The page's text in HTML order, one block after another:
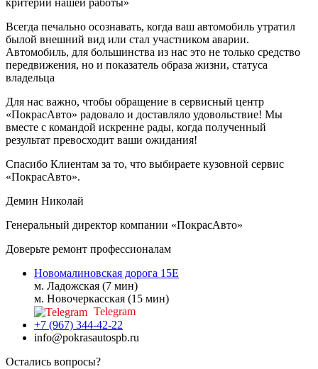
Всегда печально осознавать, когда ваш автомобиль утратил
былой внешний вид или стал участником аварии.
Автомобиль, для большинства из нас это не только средство
передвижения, но и показатель образа жизни, статуса
владельца
Для нас важно, чтобы обращение в сервисный центр
«ПокрасАвто» радовало и доставляло удовольствие! Мы
вместе с командой искренне рады, когда полученный
результат превосходит ваши ожидания!
Спасибо Клиентам за то, что выбираете кузовной сервис
«ПокрасАвто».
Демин Николай
Генеральный директор компании «ПокрасАвто»
Доверьте ремонт профессионалам
Новомалиновская дорога 15Е
м. Ладожская (7 мин)
м. Новочеркасская (15 мин)
Telegram
+7 (967) 344-42-22
info@pokrasautospb.ru
Остались вопросы?